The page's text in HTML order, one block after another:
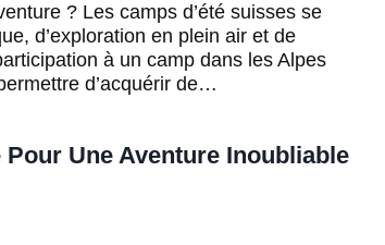
Une Aventure Inoubliable
? Les camps d’été suisses se
d’exploration en plein air et de
à un camp dans les Alpes
d’acquérir de…